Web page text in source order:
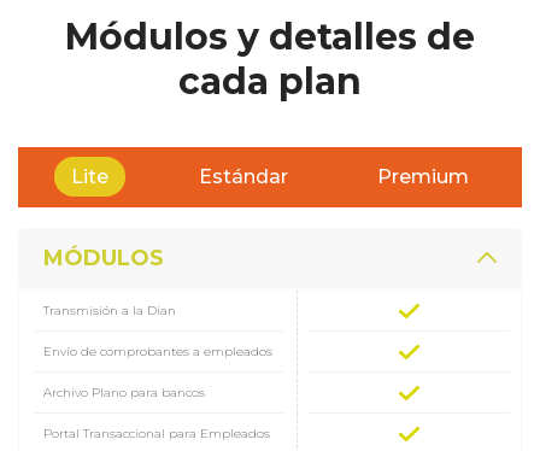
Módulos y detalles de
cada plan
Lite Estándar Premium
MÓDULOS
Transmisión a la Dian
Envío de comprobantes a empleados
Archivo Plano para bancos
Portal Transaccional para Empleados